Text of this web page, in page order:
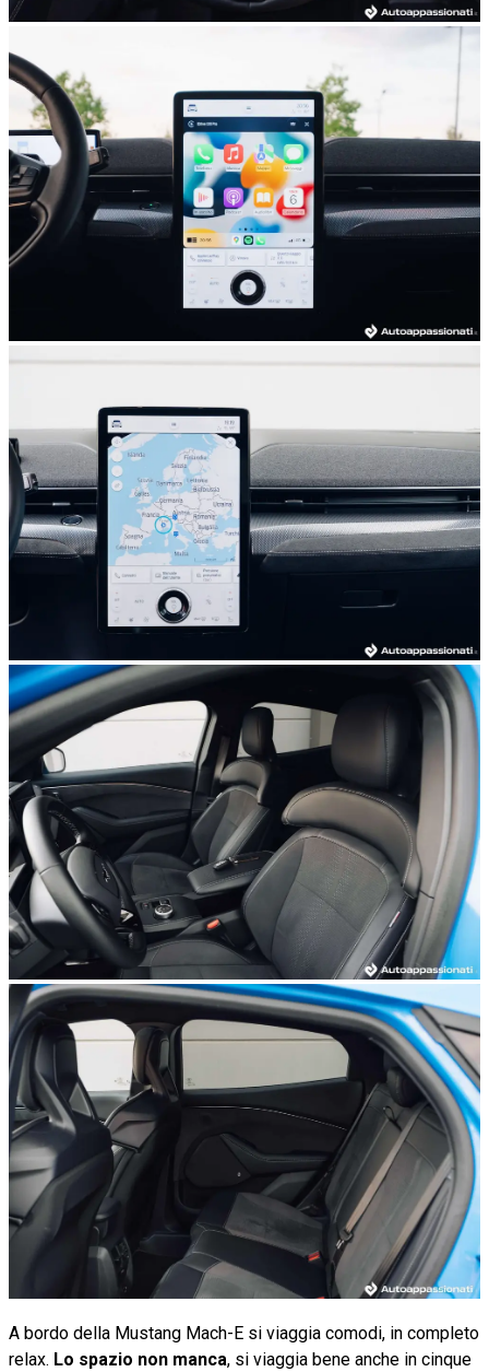
A bordo della Mustang Mach-E si viaggia comodi, in completo
relax. Lo spazio non manca, si viaggia bene anche in cinque